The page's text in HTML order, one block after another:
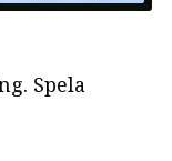
Spela